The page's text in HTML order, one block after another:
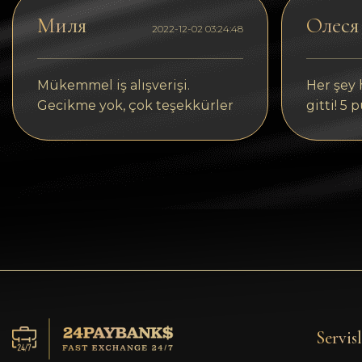
Tezos
Avalanche (AVAX)
Jupiter (JUP)
Миля 2022-12-02 03:24:48
Mükemmel iş alışverişi.
Gecikme yok, çok teşekkürler
Олеся
Her şey
gitti! 5